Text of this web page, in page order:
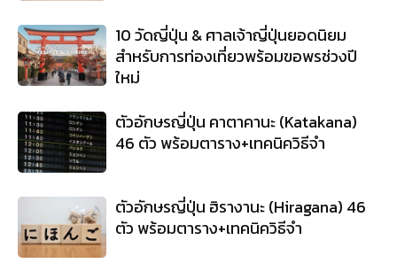
10 วัดญี่ปุ่น & ศาลเจ้าญี่ปุ่นยอดนิยม
สำหรับการท่องเที่ยวพร้อมขอพรช่วงปี
ใหม่
ตัวอักษรญี่ปุ่น คาตาคานะ (Katakana)
46 ตัว พร้อมตาราง+เทคนิควิธีจำ
ตัวอักษรญี่ปุ่น ฮิรางานะ (Hiragana) 46
ตัว พร้อมตาราง+เทคนิควิธีจำ